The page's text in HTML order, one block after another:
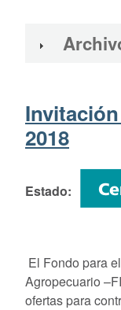
2018
Estado
El Fondo para
Agropecuario
ofertas para